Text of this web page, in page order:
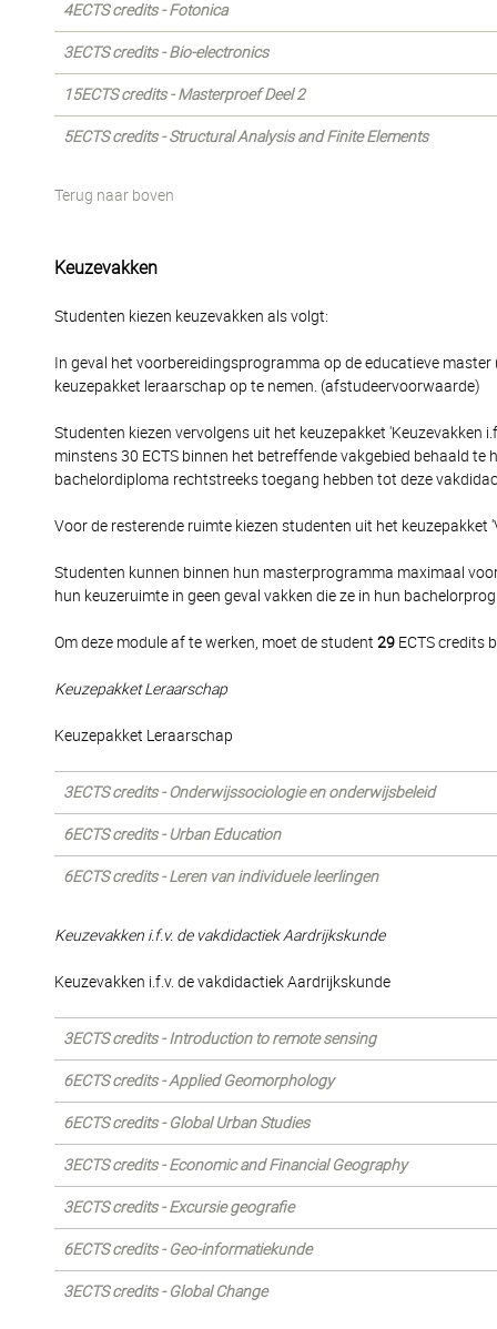
4ECTS credits - Fotonica
3ECTS credits - Bio-electronics
15ECTS credits - Masterproef Deel 2
5ECTS credits - Structural Analysis and Finite Elements
Terug naar boven
Keuzevakken
Studenten kiezen keuzevakken als volgt:
In geval het voorbereidingsprogramma op de educatieve
keuzepakket leraarschap op te nemen. (afstudeervoorwaarde)
Studenten kiezen vervolgens uit het keuzepakket 'Keuzevakken
minstens 30 ECTS binnen het betreffende vakgebied behaald
bachelordiploma rechtstreeks toegang hebben tot deze
Voor de resterende ruimte kiezen studenten uit het keuzepakket
Studenten kunnen binnen hun masterprogramma maximaal
hun keuzeruimte in geen geval vakken die ze in hun
Om deze module af te werken, moet de student 29 ECTS credits
Keuzepakket Leraarschap
Keuzepakket Leraarschap
3ECTS credits - Onderwijssociologie en onderwijsbeleid
6ECTS credits - Urban Education
6ECTS credits - Leren van individuele leerlingen
Keuzevakken i.f.v. de vakdidactiek Aardrijkskunde
Keuzevakken i.f.v. de vakdidactiek Aardrijkskunde
3ECTS credits - Introduction to remote sensing
6ECTS credits - Applied Geomorphology
6ECTS credits - Global Urban Studies
3ECTS credits - Economic and Financial Geography
3ECTS credits - Excursie geografie
6ECTS credits - Geo-informatiekunde
3ECTS credits - Global Change